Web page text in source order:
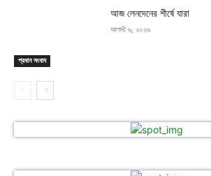
প্রধান সংবাদ
আজ লেনদেনের শীর্ষে যারা
আগস্ট ৬, ২০২৬